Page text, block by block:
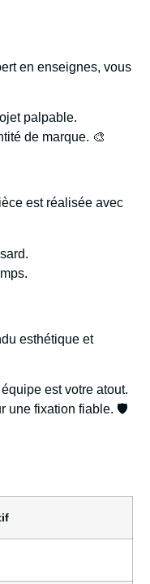
en enseignes, vous
palpable.
de marque. 🎨
est réalisée avec
esthétique et
est votre atout.
une fixation fiable. 🛡️